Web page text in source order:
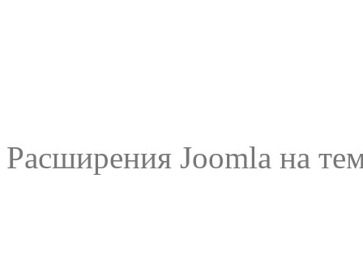
Расширения Joomla на